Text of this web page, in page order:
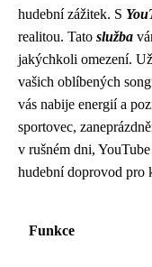
hudební zážitek. S
realitou. Tato služba
jakýchkoli omezení.
vašich oblíbených
vás nabije energií a
sportovec,
v rušném dni,
hudební doprovod pro
Funkce